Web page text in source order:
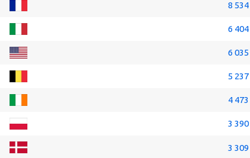
8
6
6
5
4
3
3